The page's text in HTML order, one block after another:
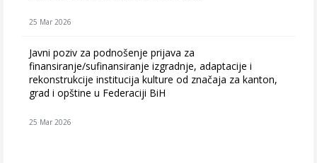
25 Mar 2026
Javni poziv za podnošenje prijava za
finansiranje/sufinansiranje izgradnje, adaptacije i
rekonstrukcije institucija kulture od značaja za kanton,
grad i opštine u Federaciji BiH
25 Mar 2026